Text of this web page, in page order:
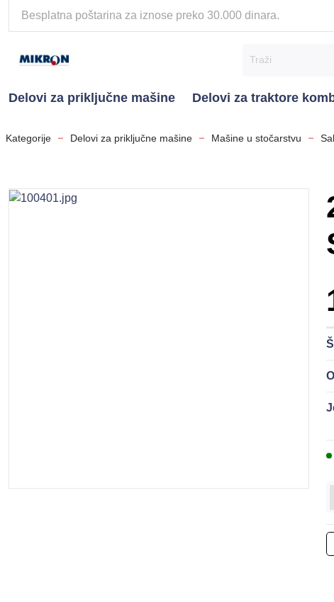
Besplatna poštarina za iznose preko 30.000 dinara.
Delovi za priključne mašine Delovi za traktore
Kategorije Delovi za priključne mašine Mašine u stočarstvu